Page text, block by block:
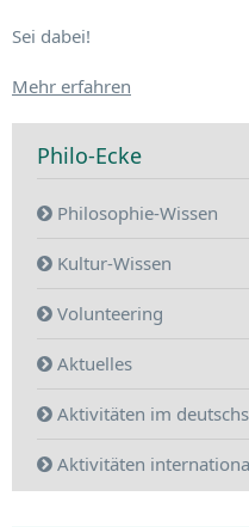
Sei dabei!
Mehr erfahren
Philo-Ecke
Philosophie-Wissen
Kultur-Wissen
Volunteering
Aktuelles
Aktivitäten im
Aktivitäten